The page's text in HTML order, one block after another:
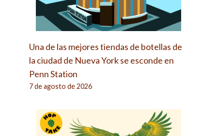
Una de las mejores tiendas de botellas de
la ciudad de Nueva York se esconde en
Penn Station
7 de agosto de 2026